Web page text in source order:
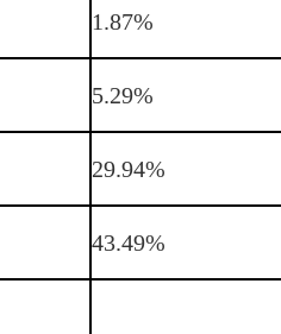
1.87%
5.29%
29.94%
43.49%